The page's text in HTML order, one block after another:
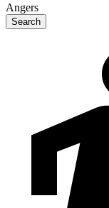
Angers
Search